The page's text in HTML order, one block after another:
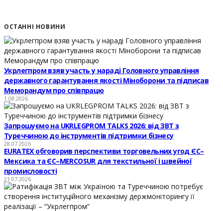
ОСТАННІ НОВИНИ
Укрлегпром взяв участь у нараді Головного управління
державного гарантування якості Міноборони та підписав
Меморандум про співпрацю
1.08.2026
Запрошуємо на UKRLEGPROM TALKS 2026: від ЗВТ з
Туреччиною до інструментів підтримки бізнесу
28.07.2026
EURATEX обговорив перспективи торговельних угод ЄС–
Мексика та ЄС–MERCOSUR для текстильної і швейної
промисловості
21.07.2026